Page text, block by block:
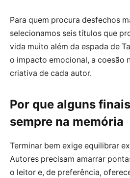
Para quem procura desfechos
selecionamos seis títulos que
vida muito além da espada de
o impacto emocional, a coesão
criativa de cada autor.
Por que alguns
sempre na memória
Terminar bem exige equilibrar
Autores precisam amarrar
o leitor e, de preferência,